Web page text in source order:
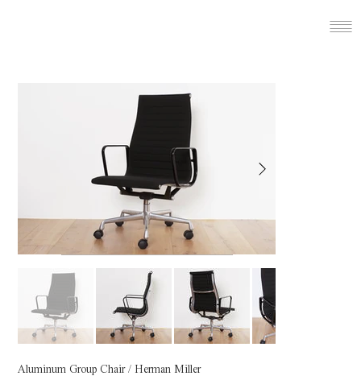
Aluminum Group Chair / Herman Miller